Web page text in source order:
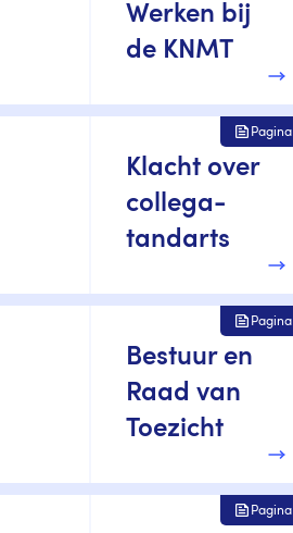
Werken bij
de KNMT
Klacht over
collega-
tandarts
Pagina
Bestuur en
Raad van
Toezicht
Pagina
Pagina